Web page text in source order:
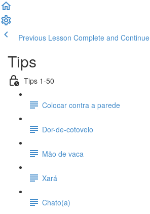
Previous Lesson Complete and Continue
Tips
Tips 1-50
Colocar contra a parede
Dor-de-cotovelo
Mão de vaca
Xará
Chato(a)